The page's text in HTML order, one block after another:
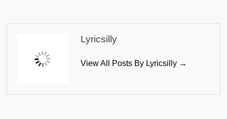
Lyricsilly
View All Posts By Lyricsilly →